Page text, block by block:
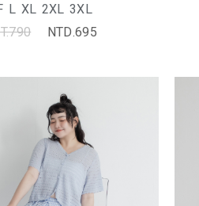
L XL 2XL 3XL
NTD.695